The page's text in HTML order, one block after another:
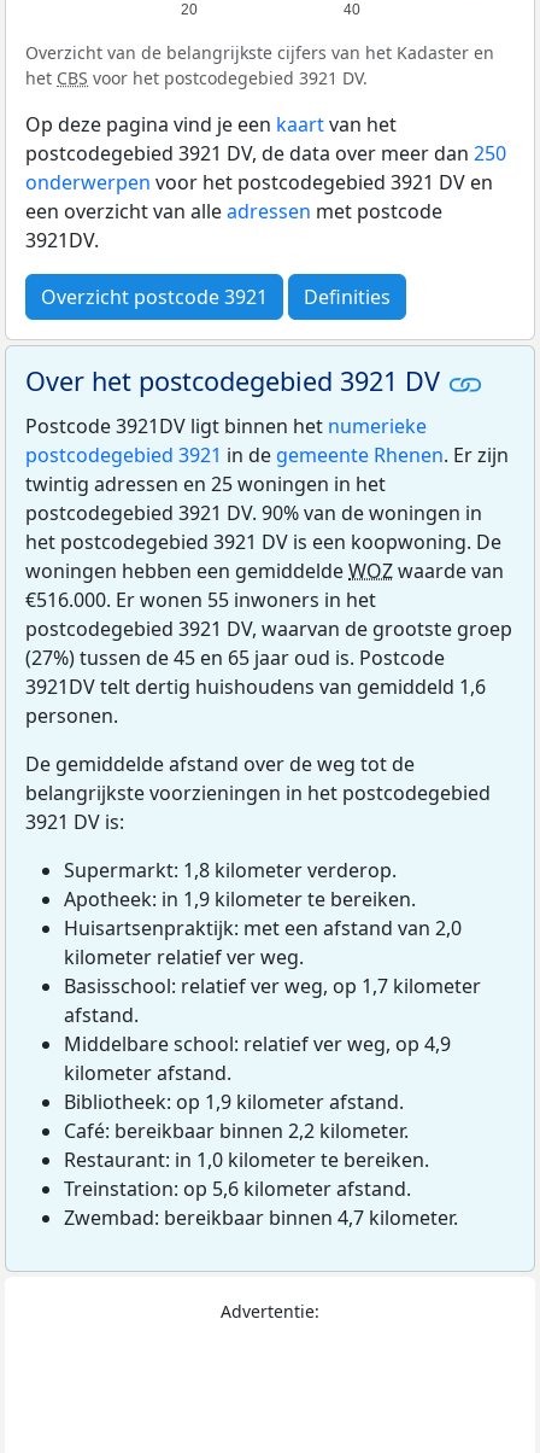
20 40
Overzicht van de belangrijkste cijfers van het Kadaster en
het CBS voor het postcodegebied 3921 DV.
Op deze pagina vind je een kaartvan het
postcodegebied 3921 DV, de data over meer dan 250
onderwerpen voor het postcodegebied 3921 DV en
een overzicht van alleadressen met postcode
3921DV.
Overzicht postcode 3921 Definities
Over het postcodegebied 3921 DV
Postcode 3921DV ligt binnen het numerieke
postcodegebied 3921 in de gemeente Rhenen. Er zijn
twintig adressen en 25 woningen in het
postcodegebied 3921 DV. 90% van de woningen in
het postcodegebied 3921 DV is een koopwoning. De
woningen hebben een gemiddeldeWOZwaarde van
€516.000. Er wonen 55 inwoners in het
postcodegebied 3921 DV, waarvan de grootste groep
(27%) tussen de 45 en 65 jaar oud is. Postcode
3921DV telt dertig huishoudens van gemiddeld 1,6
personen.
De gemiddelde afstand over de weg tot de
belangrijkste voorzieningen in het postcodegebied
3921 DV is:
Supermarkt: 1,8 kilometer verderop.
Apotheek: in 1,9 kilometer te bereiken.
Huisartsenpraktijk: met een afstand van 2,0
kilometer relatief ver weg.
Basisschool: relatief ver weg, op 1,7 kilometer
afstand.
Middelbare school: relatief ver weg, op 4,9
kilometer afstand.
Bibliotheek: op 1,9 kilometer afstand.
Café: bereikbaar binnen 2,2 kilometer.
Restaurant: in 1,0 kilometer te bereiken.
Treinstation: op 5,6 kilometer afstand.
Zwembad: bereikbaar binnen 4,7 kilometer.
Advertentie: